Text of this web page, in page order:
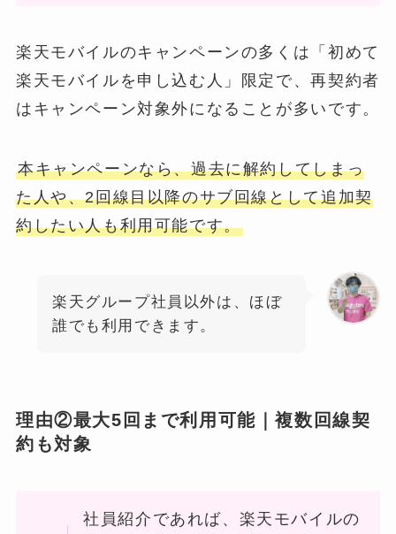
楽天モバイルのキャンペーンの多くは「初めて
楽天モバイルを申し込む人」限定で、再契約者
はキャンペーン対象外になることが多いです。
本キャンペーンなら、過去に解約してしまっ
た人や、2回線目以降のサブ回線として追加契
約したい人も利用可能です。
楽天グループ社員以外は、ほぼ
誰でも利用できます。
理由②最大5回まで利用可能｜複数回線契
約も対象
社員紹介であれば、楽天モバイルの